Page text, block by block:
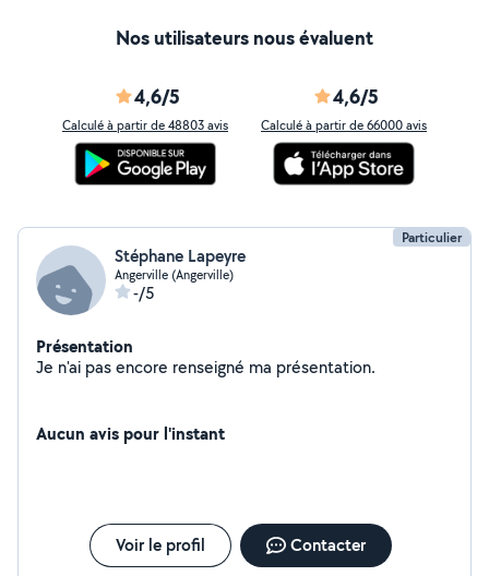
Nos utilisateurs nous évaluent
4,6/5
Calculé à partir de 48803 avis
4,6/5
Calculé à partir de 66000 avis
Particulier
Stéphane Lapeyre
Angerville (Angerville)
-/5
Présentation
Je n'ai pas encore renseigné ma présentation.
Aucun avis pour l'instant
Voir le profil Contacter